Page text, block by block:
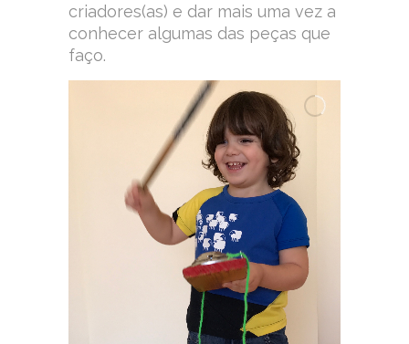
criadores(as) e dar mais uma vez a
conhecer algumas das peças que
faço.